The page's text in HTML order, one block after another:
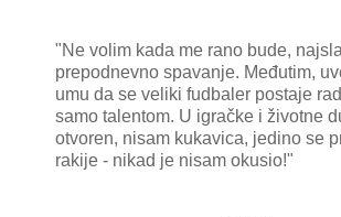
"Ne volim kada me rano bude,
prepodnevno spavanje. Međutim,
umu da se veliki fudbaler postaje
samo talentom. U igračke i životne
otvoren, nisam kukavica, jedino se
rakije - nikad je nisam okusio!"